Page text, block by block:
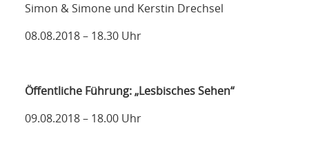
Simon & Simone und Kerstin Drechsel
08.08.2018 – 18.30 Uhr
Öffentliche Führung: „Lesbisches Sehen“
09.08.2018 – 18.00 Uhr